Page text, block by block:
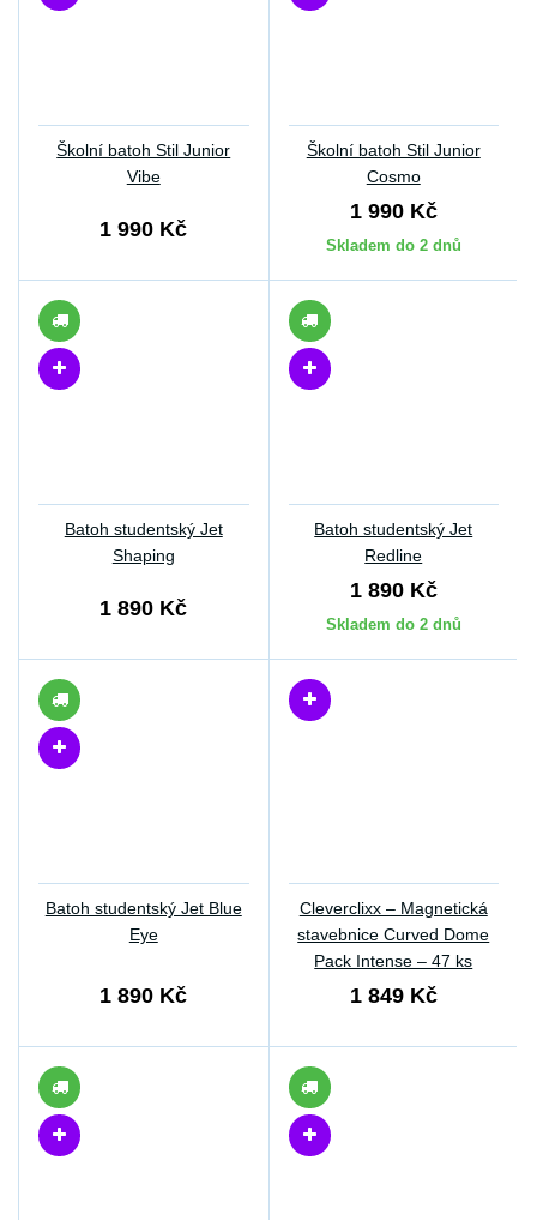
Školní batoh Stil Junior
Vibe
1 990 Kč
Školní batoh Stil Junior
Cosmo
1 990 Kč
Skladem do 2 dnů
Batoh studentský Jet
Shaping
1 890 Kč
Batoh studentský Jet
Redline
1 890 Kč
Skladem do 2 dnů
Batoh studentský Jet Blue
Eye
1 890 Kč
Cleverclixx – Magnetická
stavebnice Curved Dome
Pack Intense – 47 ks
1 849 Kč